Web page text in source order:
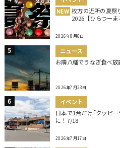
NEW 枚方の近所の夏祭
2026【ひらつーま
2026年8月6日
ニュース
お隣八幡でうなぎ食べ放
2026年7月23日
イベント
日本で1台だけ｢クッピ
に！7/18
2026年7月17日